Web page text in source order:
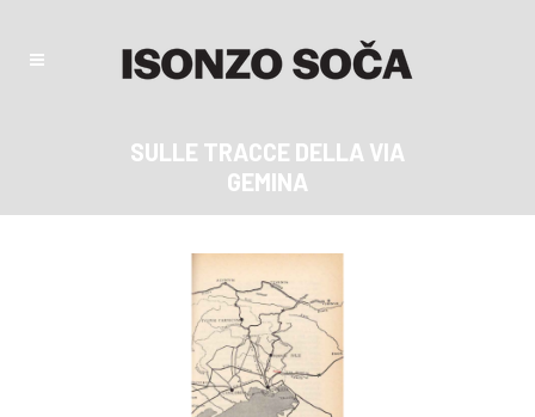
SULLE TRACCE DELLA VIA
GEMINA